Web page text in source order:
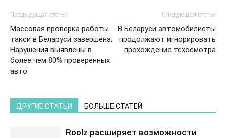
Предыдущая статья
Массовая проверка работы
такси в Беларуси завершена.
Нарушения выявлены в
более чем 80% проверенных
авто
Следующая статья
В Беларуси автомобилисты
продолжают игнорировать
прохождение техосмотра
ДРУГИЕ СТАТЬИ БОЛЬШЕ СТАТЕЙ
Roolz расширяет возможности